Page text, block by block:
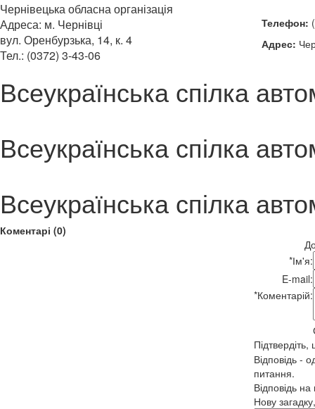
Телефон:
Адрес:
Чернівецька обласна організація
Адреса: м. Чернівці
вул. Оренбурзька, 14, к. 4
Тел.: (0372) 3-43-06
Всеукраїнська спілка
Всеукраїнська спілка
Всеукраїнська спілка
Коментарі (0)
*Ім'я:
E-mail:
*Коментарій:
Відповідь -
питання.
Відповідь
Нову